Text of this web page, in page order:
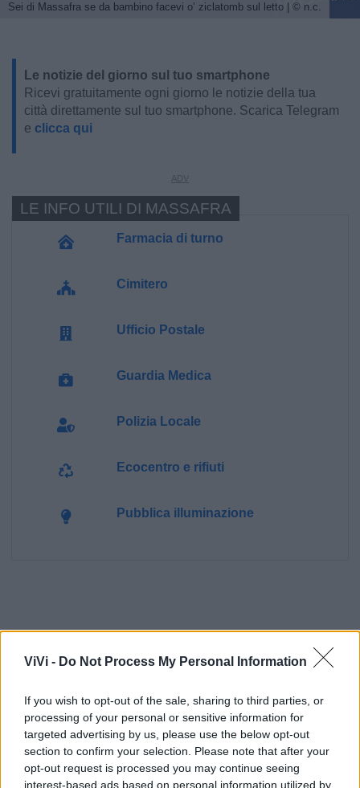
ViVi - Do Not Process My Personal Information
If you wish to opt-out of the sale, sharing to third parties, or
processing of your personal or sensitive information for
targeted advertising by us, please use the below opt-out
section to confirm your selection. Please note that after your
opt-out request is processed you may continue seeing
interest-based ads based on personal information utilized by
Sei di Massafra se da bambino facevi o’ ziclatomb sul letto | © n.c.
Le notizie del giorno sul tuo smartphone
Ricevi gratuitamente ogni giorno le notizie della tua
città direttamente sul tuo smartphone. Scarica Telegram
e clicca qui
Farmacia di turno
Cimitero
Ufficio Postale
Guardia Medica
Polizia Locale
Ecocentro e rifiuti
Pubblica illuminazione
LE INFO UTILI DI MASSAFRA